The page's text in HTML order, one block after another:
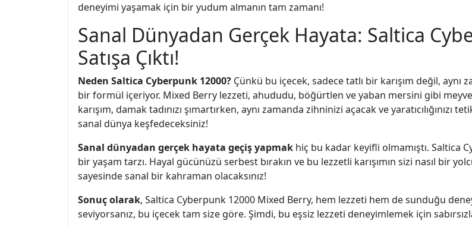
deneyimi yaşamak için bir yudum almanın tam zamanı!
Sanal Dünyadan Gerçek Hayata: Saltica
Satışa Çıktı!
Neden Saltica Cyberpunk 12000? Çünkü bu içecek, sadece tatlı bir karışım değil,
bir formül içeriyor. Mixed Berry lezzeti, ahududu, böğürtlen ve yaban mersini gibi
karışım, damak tadınızı şımartırken, aynı zamanda zihninizi açacak ve
sanal dünya keşfedeceksiniz!
Sanal dünyadan gerçek hayata geçiş yapmak hiç bu kadar keyifli olmamıştı. Saltica
bir yaşam tarzı. Hayal gücünüzü serbest bırakın ve bu lezzetli karışımın sizi nasıl bir
sayesinde sanal bir kahraman olacaksınız!
Sonuç olarak, Saltica Cyberpunk 12000 Mixed Berry, hem lezzeti hem de sunduğu
seviyorsanız, bu içecek tam size göre. Şimdi, bu eşsiz lezzeti deneyimlemek için